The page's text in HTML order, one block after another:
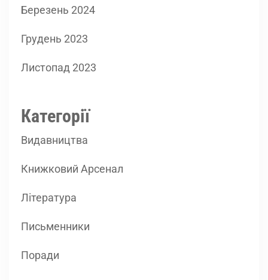
Березень 2024
Грудень 2023
Листопад 2023
Категорії
Видавництва
Книжковий Арсенал
Література
Письменники
Поради